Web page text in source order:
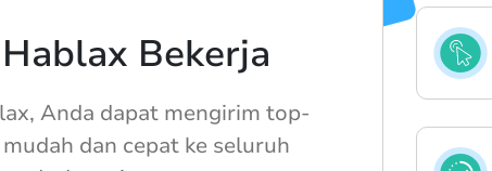
Bekerja
Anda dapat mengirim top-
dan cepat ke seluruh